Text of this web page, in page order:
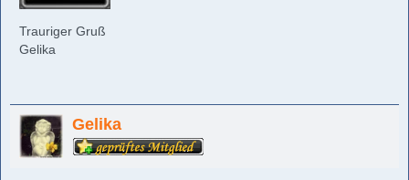
Trauriger Gruß
Gelika
Gelika